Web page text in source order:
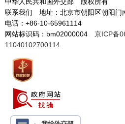
联系我们 地址：北京市朝阳区朝阳
电话：+86-10-65961114
网站标识码：bm02000004 京ICP备
11040102700114